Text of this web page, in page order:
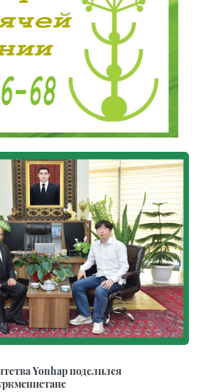
Yonhap поделился